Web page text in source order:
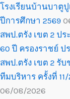
โรงเรียนบ้านบาตู
ปีการศึกษา 2569
สพป.ตรัง เขต 2 ป
60 ปี ครองราชย์ ป
สพป.ตรัง เขต 2 รั
ทีมบริหาร ครั้งที่
06/08/2026